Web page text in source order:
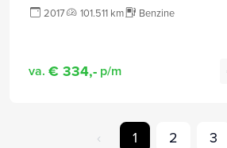
2017 101.511 km Benzine
va. € 334,- p/m
‹ 1 2 3